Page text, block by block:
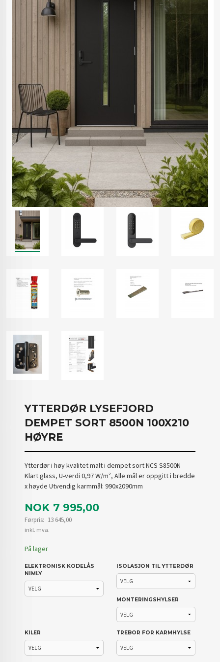
YTTERDØR LYSEFJORD
DEMPET SORT 8500N 100X210
HØYRE
Ytterdør i høy kvalitet malt i dempet sort NCS S8500N
Klart glass, U-verdi 0,97 W/m², Alle mål er oppgitt i bredde
x høyde Utvendig karmmål: 990x2090mm
Tilbud
NOK 7 995,00
Førpris: 13 645,00
Rabatt
inkl. mva.
På lager
ELEKTRONISK KODELÅS
NIMLY
ISOLASJON TIL YTTERDØR
MONTERINGSHYLSER
KILER TREBOR FOR KARMHYLSE